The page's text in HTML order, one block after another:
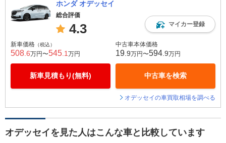
ホンダ オデッセイ
総合評価
4.3 マイカー登録
新車価格 （税込）
508 .6万円〜545 .1 万円
新車見積もり(無料)
中古車本体価格
19 .9万円〜594 .9万円
中古車を検索
オデッセイの車買取相場を調べる
オデッセイを見た人はこんな車と比較しています